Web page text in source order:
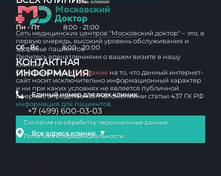
Пн - Пт 8:00 - 21:00
Сб - Вс 8:00 - 20:00
КОНТАКТНАЯ
ИНФОРМАЦИЯ:
Единый номер для всех клиник
+7 (499) 600-03-03
Все адреса клиник ▼
Сеть медицинских центров "Московский доктор" – это, в
первую очередь, высокий уровень обслуживания и
здоровье пациентов
Делитесь впечатлениями о вашем визите в нашу
клинику
Обращаем вашевнимание на то, что данный интернет-
сайт носит исключительно информационный характер
и ни при каких условиях не является публичной
офертой, определяемой положениями статьи 437 ГК РФ
информация для пациентов
Согласие на обработку персональных данных
Политика конфиденциальности